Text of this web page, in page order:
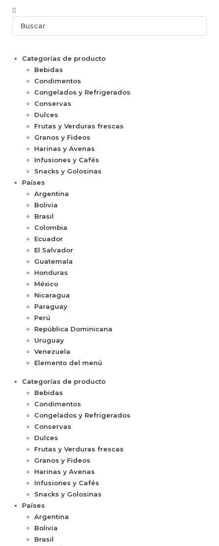
Categorías de producto
Bebidas
Condimentos
Congelados y Refrigerados
Conservas
Dulces
Frutas y Verduras frescas
Granos y Fideos
Harinas y Avenas
Infusiones y Cafés
Snacks y Golosinas
Países
Argentina
Bolivia
Brasil
Colombia
Ecuador
El Salvador
Guatemala
Honduras
México
Nicaragua
Paraguay
Perú
República Dominicana
Uruguay
Venezuela
Elemento del menú
Categorías de producto
Bebidas
Condimentos
Congelados y Refrigerados
Conservas
Dulces
Frutas y Verduras frescas
Granos y Fideos
Harinas y Avenas
Infusiones y Cafés
Snacks y Golosinas
Países
Argentina
Bolivia
Brasil